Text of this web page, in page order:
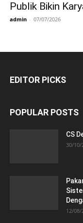
Publik Bikin
admin - 07/07/2026
EDITOR PICKS
POPULAR POSTS
CS
30/10/
12/08/